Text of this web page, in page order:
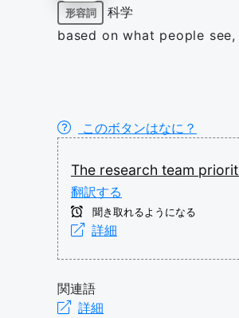
形容詞
科学
based on what people
このボタンはなに？
The research team
翻訳する
聞き取れるようになる
詳細
関連語
詳細